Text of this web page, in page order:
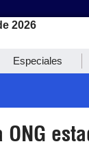
2026
Especiales